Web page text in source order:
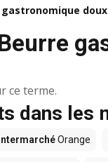
doux
ce terme.
dans les
IntermarchéOrange